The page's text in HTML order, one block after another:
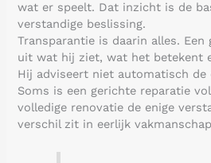
wat er speelt. Dat inzicht is de
verstandige beslissing.
Transparantie is daarin alles. Een
uit wat hij ziet, wat het betekent
Hij adviseert niet automatisch de
Soms is een gerichte reparatie
volledige renovatie de enige
verschil zit in eerlijk